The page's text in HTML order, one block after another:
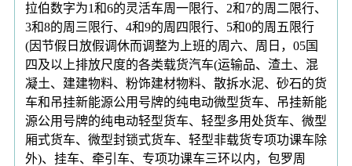
拉伯数字为1和6的灵活车周一限行、2和7的周二限行、
3和8的周三限行、4和9的周四限行、5和0的周五限行
(因节假日放假调休而调整为上班的周六、周日，05国
四及以上排放尺度的各类载货汽车(运输品、渣土、混
凝土、建建物料、粉饰建材物料、散拆水泥、砂石的货
车和吊挂新能源公用号牌的纯电动微型货车、吊挂新能
源公用号牌的纯电动轻型货车、轻型多用处货车、微型
厢式货车、微型封锁式货车、轻型非载货专项功课车除
外)、挂车、牵引车、专项功课车三环以内，包罗周